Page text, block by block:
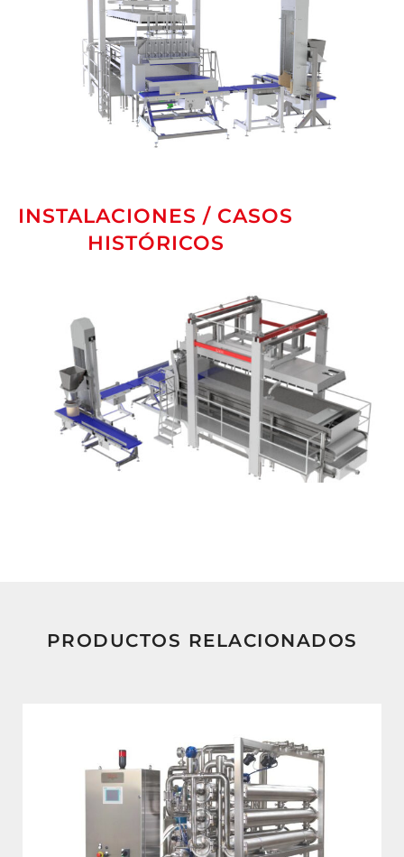
INSTALACIONES / CASOS
HISTÓRICOS
PRODUCTOS RELACIONADOS